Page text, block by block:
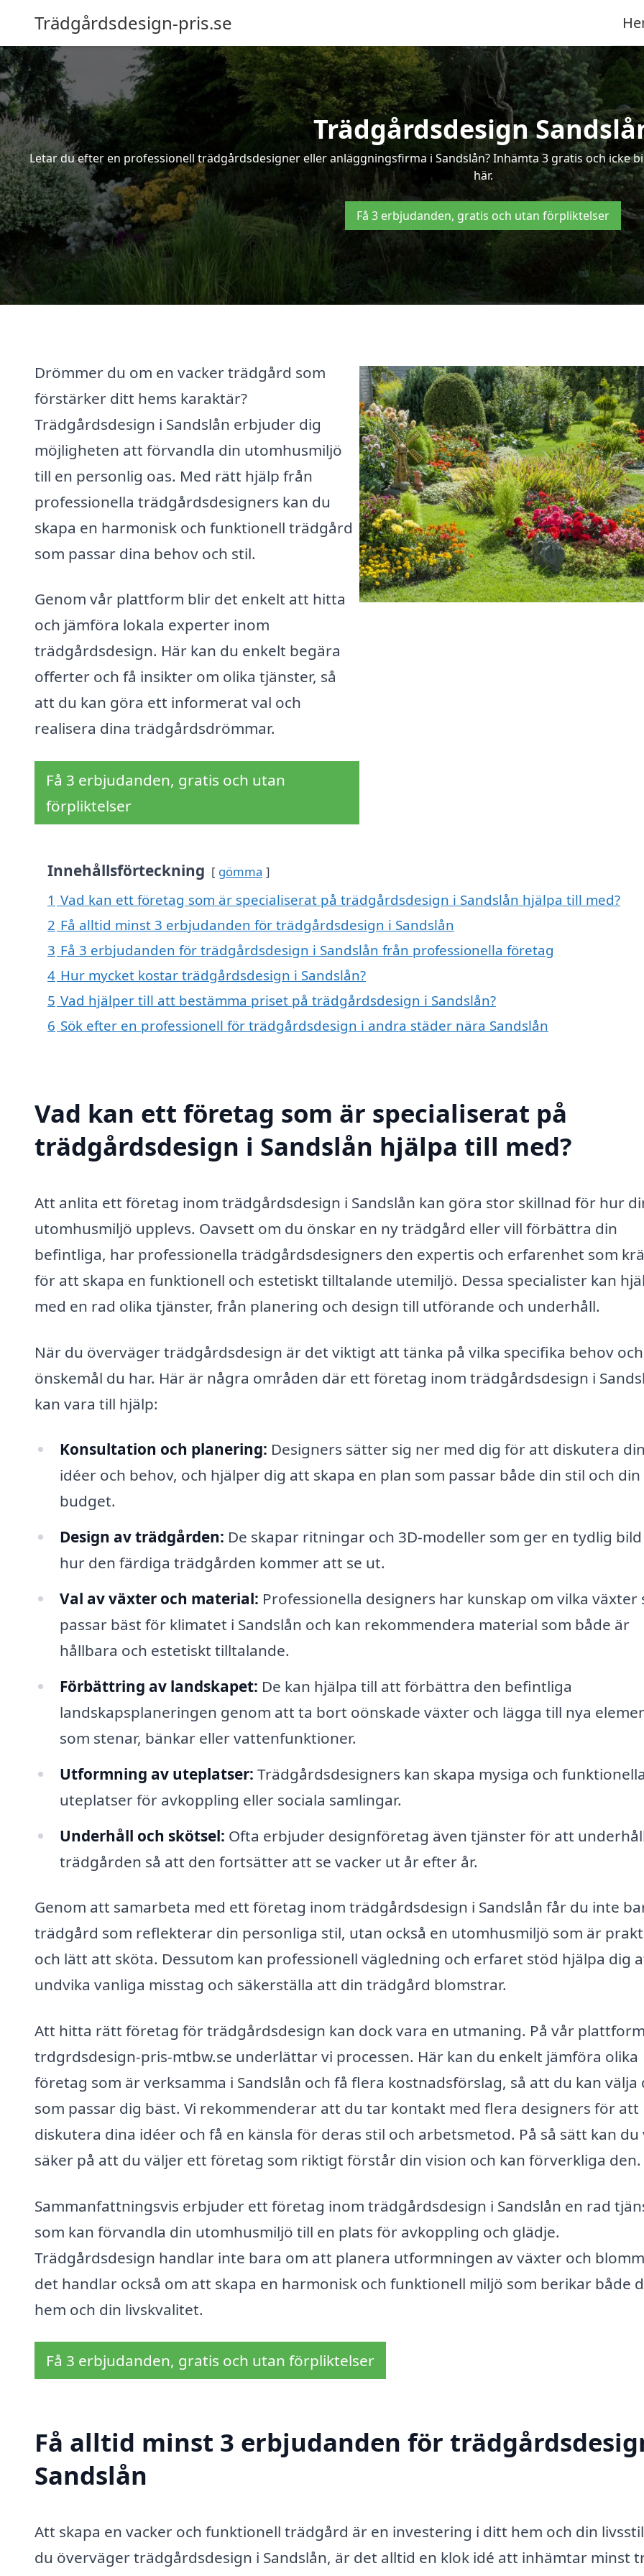
Trädgårdsdesign-pris.se
Trädgårdsdesign
Letar du efter en professionell trädgårdsdesigner eller anläggningsfirma i Sandslån? Inhämta 3 gratis och icke
här.
Få 3 erbjudanden, gratis och utan förpliktelser
Drömmer du om en vacker trädgård som
förstärker ditt hems karaktär?
Trädgårdsdesign i Sandslån erbjuder dig
möjligheten att förvandla din utomhusmiljö
till en personlig oas. Med rätt hjälp från
professionella trädgårdsdesigners kan du
skapa en harmonisk och funktionell trädgård
som passar dina behov och stil.
Genom vår plattform blir det enkelt att hitta
och jämföra lokala experter inom
trädgårdsdesign. Här kan du enkelt begära
offerter och få insikter om olika tjänster, så
att du kan göra ett informerat val och
realisera dina trädgårdsdrömmar.
Få 3 erbjudanden, gratis och utan
förpliktelser
Innehållsförteckning gömma
1 Vad kan ett företag som är specialiserat på trädgårdsdesign i Sandslån hjälpa till med?
2 Få alltid minst 3 erbjudanden för trädgårdsdesign i Sandslån
3 Få 3 erbjudanden för trädgårdsdesign i Sandslån från professionella företag
4 Hur mycket kostar trädgårdsdesign i Sandslån?
5 Vad hjälper till att bestämma priset på trädgårdsdesign i Sandslån?
6 Sök efter en professionell för trädgårdsdesign i andra städer nära Sandslån
Vad kan ett företag som är specialiserat på
trädgårdsdesign i Sandslån hjälpa till med?
Att anlita ett företag inom trädgårdsdesign i Sandslån kan göra stor skillnad för hur
utomhusmiljö upplevs. Oavsett om du önskar en ny trädgård eller vill förbättra din
befintliga, har professionella trädgårdsdesigners den expertis och erfarenhet som
för att skapa en funktionell och estetiskt tilltalande utemiljö. Dessa specialister kan
med en rad olika tjänster, från planering och design till utförande och underhåll.
När du överväger trädgårdsdesign är det viktigt att tänka på vilka specifika behov och
önskemål du har. Här är några områden där ett företag inom trädgårdsdesign i
kan vara till hjälp:
Konsultation och planering: Designers sätter sig ner med dig för att diskutera
idéer och behov, och hjälper dig att skapa en plan som passar både din stil och din
budget.
Design av trädgården: De skapar ritningar och 3D-modeller som ger en tydlig
hur den färdiga trädgården kommer att se ut.
Val av växter och material: Professionella designers har kunskap om vilka växter
passar bäst för klimatet i Sandslån och kan rekommendera material som både är
hållbara och estetiskt tilltalande.
Förbättring av landskapet: De kan hjälpa till att förbättra den befintliga
landskapsplaneringen genom att ta bort oönskade växter och lägga till nya
som stenar, bänkar eller vattenfunktioner.
Utformning av uteplatser: Trädgårdsdesigners kan skapa mysiga och funktionella
uteplatser för avkoppling eller sociala samlingar.
Underhåll och skötsel: Ofta erbjuder designföretag även tjänster för att
trädgården så att den fortsätter att se vacker ut år efter år.
Genom att samarbeta med ett företag inom trädgårdsdesign i Sandslån får du inte
trädgård som reflekterar din personliga stil, utan också en utomhusmiljö som är
och lätt att sköta. Dessutom kan professionell vägledning och erfaret stöd hjälpa dig
undvika vanliga misstag och säkerställa att din trädgård blomstrar.
Att hitta rätt företag för trädgårdsdesign kan dock vara en utmaning. På vår
trdgrdsdesign-pris-mtbw.se underlättar vi processen. Här kan du enkelt jämföra olika
företag som är verksamma i Sandslån och få flera kostnadsförslag, så att du kan välja
som passar dig bäst. Vi rekommenderar att du tar kontakt med flera designers för att
diskutera dina idéer och få en känsla för deras stil och arbetsmetod. På så sätt kan du
säker på att du väljer ett företag som riktigt förstår din vision och kan förverkliga den.
Sammanfattningsvis erbjuder ett företag inom trädgårdsdesign i Sandslån en rad
som kan förvandla din utomhusmiljö till en plats för avkoppling och glädje.
Trädgårdsdesign handlar inte bara om att planera utformningen av växter och
det handlar också om att skapa en harmonisk och funktionell miljö som berikar både
hem och din livskvalitet.
Få 3 erbjudanden, gratis och utan förpliktelser
Få alltid minst 3 erbjudanden för
Sandslån
Att skapa en vacker och funktionell trädgård är en investering i ditt hem och din
du överväger trädgårdsdesign i Sandslån, är det alltid en klok idé att inhämtar minst